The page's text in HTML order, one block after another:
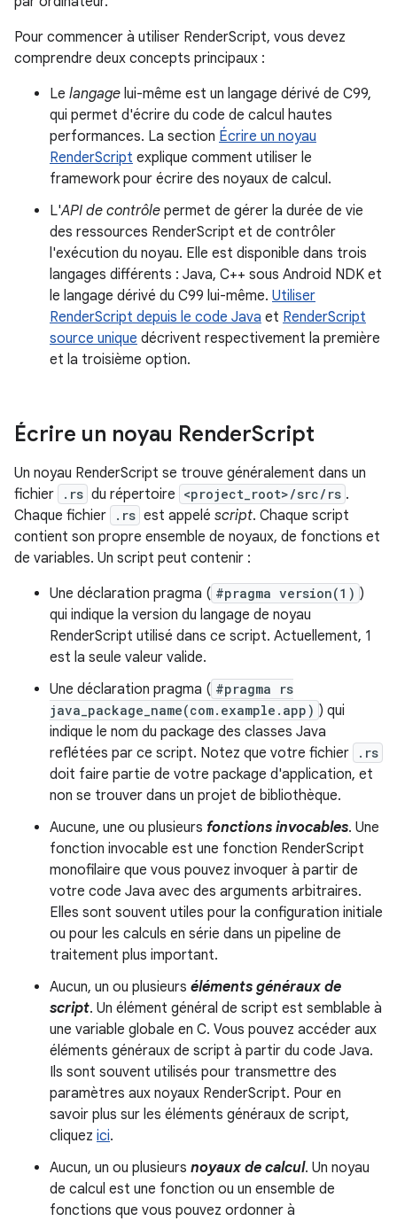
Pour commencer à utiliser RenderScript, vous devez
comprendre deux concepts principaux :
Le langage lui-même est un langage dérivé de C99,
qui permet d'écrire du code de calcul hautes
performances. La section Écrire un noyau
RenderScript explique comment utiliser le
framework pour écrire des noyaux de calcul.
L'API de contrôle permet de gérer la durée de vie
des ressources RenderScript et de contrôler
l'exécution du noyau. Elle est disponible dans trois
langages différents : Java, C++ sous Android NDK et
le langage dérivé du C99 lui-même. Utiliser
RenderScript depuis le code Java et RenderScript
source unique décrivent respectivement la première
et la troisième option.
Écrire un noyau RenderScript
Un noyau RenderScript se trouve généralement dans un
fichier
.rs du répertoire <project_root>/src/rs .
Chaque fichier
.rs est appelé script. Chaque script
contient son propre ensemble de noyaux, de fonctions et
de variables. Un script peut contenir :
Une déclaration pragma ( #pragma version(1) )
qui indique la version du langage de noyau
RenderScript utilisé dans ce script. Actuellement, 1
est la seule valeur valide.
Une déclaration pragma ( #pragma rs
java_package_name(com.example.app) ) qui
indique le nom du package des classes Java
reflétées par ce script. Notez que votre fichier
.rs
doit faire partie de votre package d'application, et
non se trouver dans un projet de bibliothèque.
Aucune, une ou plusieurs fonctions invocables. Une
fonction invocable est une fonction RenderScript
monofilaire que vous pouvez invoquer à partir de
votre code Java avec des arguments arbitraires.
Elles sont souvent utiles pour la configuration initiale
ou pour les calculs en série dans un pipeline de
traitement plus important.
Aucun, un ou plusieurs éléments généraux de
script. Un élément général de script est semblable à
une variable globale en C. Vous pouvez accéder aux
éléments généraux de script à partir du code Java.
Ils sont souvent utilisés pour transmettre des
paramètres aux noyaux RenderScript. Pour en
savoir plus sur les éléments généraux de script,
cliquez ici.
Aucun, un ou plusieurs noyaux de calcul. Un noyau
de calcul est une fonction ou un ensemble de
fonctions que vous pouvez ordonner à